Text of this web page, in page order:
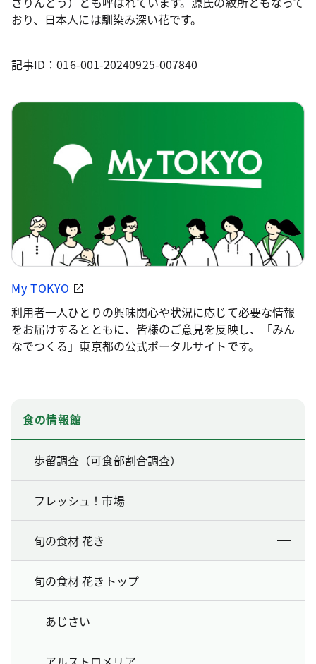
おり、日本人には馴染み深い花です。
記事ID：016-001-20240925-007840
My TOKYO
利用者一人ひとりの興味関心や状況に応じて必要な情報
をお届けするとともに、皆様のご意見を反映し、「みん
なでつくる」東京都の公式ポータルサイトです。
食の情報館
歩留調査（可食部割合調査）
フレッシュ！市場
旬の食材 花き
旬の食材 花きトップ
あじさい